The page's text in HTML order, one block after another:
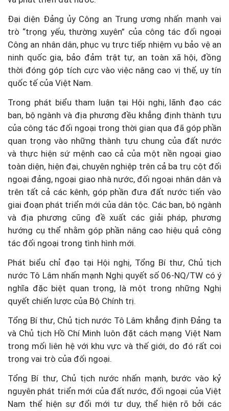
Đại diện Đảng ủy Công an Trung ương nhấn mạnh vai
trò “trọng yếu, thường xuyên” của công tác đối ngoại
Công an nhân dân, phục vụ trực tiếp nhiệm vụ bảo vệ an
ninh quốc gia, bảo đảm trật tự, an toàn xã hội, đồng
thời đóng góp tích cực vào việc nâng cao vị thế, uy tín
quốc tế của Việt Nam.
Trong phát biểu tham luận tại Hội nghị, lãnh đạo các
ban, bộ ngành và địa phương đều khẳng định thành tựu
của công tác đối ngoại trong thời gian qua đã góp phần
quan trọng vào những thành tựu chung của đất nước
và thực hiện sứ mệnh cao cả của một nền ngoại giao
toàn diện, hiện đại, chuyên nghiệp trên cả ba trụ cột đối
ngoại đảng, ngoại giao nhà nước, đối ngoại nhân dân và
trên tất cả các kênh, góp phần đưa đất nước tiến vào
giai đoạn phát triển mới của dân tộc. Các ban, bộ ngành
và địa phương cũng đề xuất các giải pháp, phương
hướng cụ thể nhằm góp phần nâng cao hiệu quả công
tác đối ngoại trong tình hình mới.
Phát biểu chỉ đạo tại Hội nghị, Tổng Bí thư, Chủ tịch
nước Tô Lâm nhấn mạnh Nghị quyết số 06-NQ/TW có ý
nghĩa đặc biệt quan trọng, là một trong những Nghị
quyết chiến lược của Bộ Chính trị.
Tổng Bí thư, Chủ tịch nước Tô Lâm khẳng định Đảng ta
và Chủ tịch Hồ Chí Minh luôn đặt cách mạng Việt Nam
trong mối liên hệ với khu vực và thế giới, do đó rất coi
trọng vai trò của đối ngoại.
Tổng Bí thư, Chủ tịch nước nhấn mạnh, bước vào kỷ
nguyên phát triển mới của đất nước, đối ngoại của Việt
Nam thể hiện sự đổi mới tư duy, thể hiện rõ bởi các